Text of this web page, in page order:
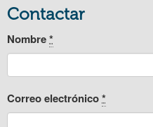
Contactar
Nombre*
Correo electrónico*